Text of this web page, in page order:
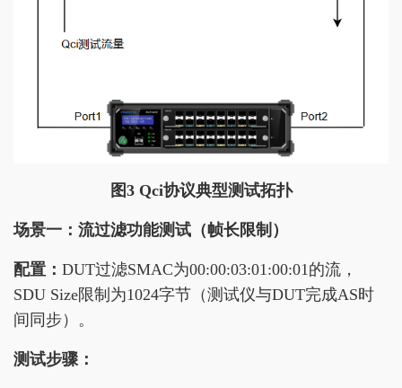
图3 Qci协议典型测试拓扑
场景一：流过滤功能测试（帧长限制）
配置： DUT过滤SMAC为00:00:03:01:00:01的流，
SDU Size限制为1024字节（测试仪与DUT完成AS时
间同步）。
测试步骤：